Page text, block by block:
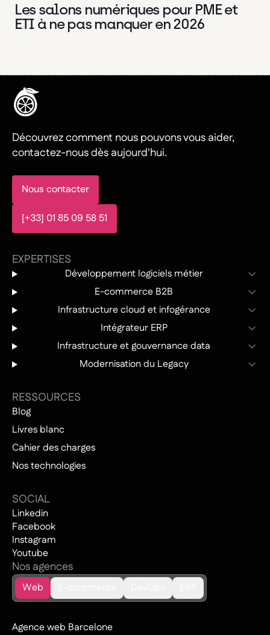
Data 22 Avr 2026
Les salons numériques pour PME et
ETI à ne pas manquer en 2026
Découvrez comment nous pouvons vous aider,
contactez-nous dès aujourd'hui.
Nous contacter
[+33] 01 85 09 58 51
EXPERTISES
Développement logiciels métier
E-commerce B2B
Infrastructure cloud et infogérance
Intégrateur ERP
Infrastructure et gouvernance data
Modernisation du Legacy
RESSOURCES
Blog
Livres blanc
Cahier des charges
Nos technologies
SOCIAL
Linkedin
Facebook
Instagram
Youtube
Nos agences
Web
Agence web Barcelone